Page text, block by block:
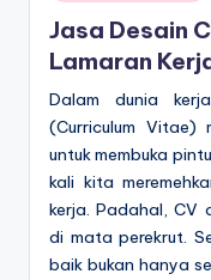
in
Jasa Desain
Lamaran
Dalam dunia
(Curriculum Vitae)
untuk membuka
kali kita
kerja. Padahal, CV
di mata perekrut.
baik bukan hanya